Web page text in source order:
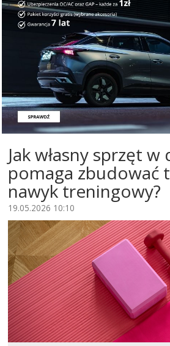
Jak własny sprzęt
pomaga zbudować
nawyk treningowy?
19.05.2026 10:10